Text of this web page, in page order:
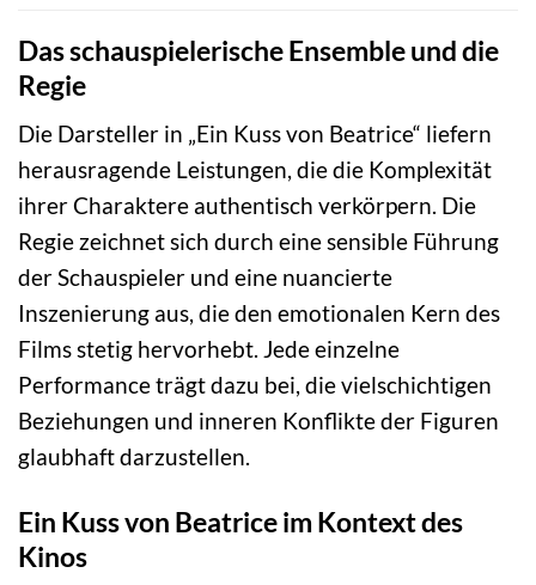
Das schauspielerische Ensemble und die
Regie
Die Darsteller in „Ein Kuss von Beatrice“ liefern
herausragende Leistungen, die die Komplexität
ihrer Charaktere authentisch verkörpern. Die
Regie zeichnet sich durch eine sensible Führung
der Schauspieler und eine nuancierte
Inszenierung aus, die den emotionalen Kern des
Films stetig hervorhebt. Jede einzelne
Performance trägt dazu bei, die vielschichtigen
Beziehungen und inneren Konflikte der Figuren
glaubhaft darzustellen.
Ein Kuss von Beatrice im Kontext des
Kinos